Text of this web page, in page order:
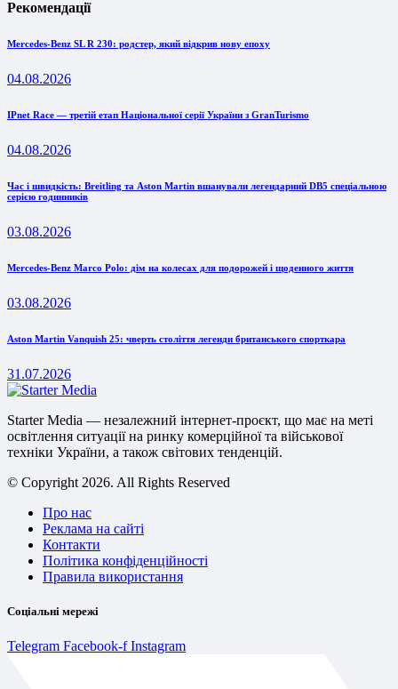
Рекомендації
Mercedes-Benz SL R 230: родстер, який відкрив нову епоху
04.08.2026
IPnet Race — третій етап Національної серії України з GranTurismo
04.08.2026
Час і швидкість: Breitling та Aston Martin вшанували легендарний DB5 спеціальною
серією годинників
03.08.2026
Mercedes-Benz Marco Polo: дім на колесах для подорожей і щоденного життя
03.08.2026
Aston Martin Vanquish 25: чверть століття легенди британського спорткара
31.07.2026
Starter Media — незалежний інтернет-проєкт, що має на меті
освітлення ситуації на ринку комерційної та військової
техніки України, а також світових тенденцій.
© Copyright 2026. All Rights Reserved
Про нас
Реклама на сайті
Контакти
Політика конфіденційності
Правила використання
Соціальні мережі
Telegram Facebook-f Instagram